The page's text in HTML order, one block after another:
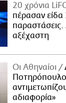
20 χρόνια
πέρασαν
παραστάσεις.
αξέχαστη
Οι Αθηναίοι
αδιαφορία»